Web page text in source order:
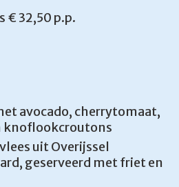
€ 32,50 p.p.
avocado, cherrytomaat,
knoflookcroutons
uit Overijssel
geserveerd met friet en